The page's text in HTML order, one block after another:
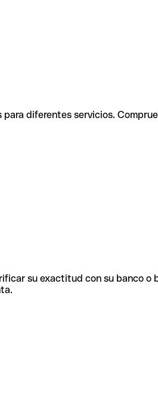
para diferentes servicios.
su exactitud con su banco o